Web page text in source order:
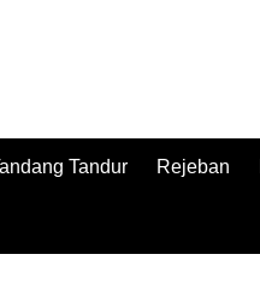
Tandur Rejeban